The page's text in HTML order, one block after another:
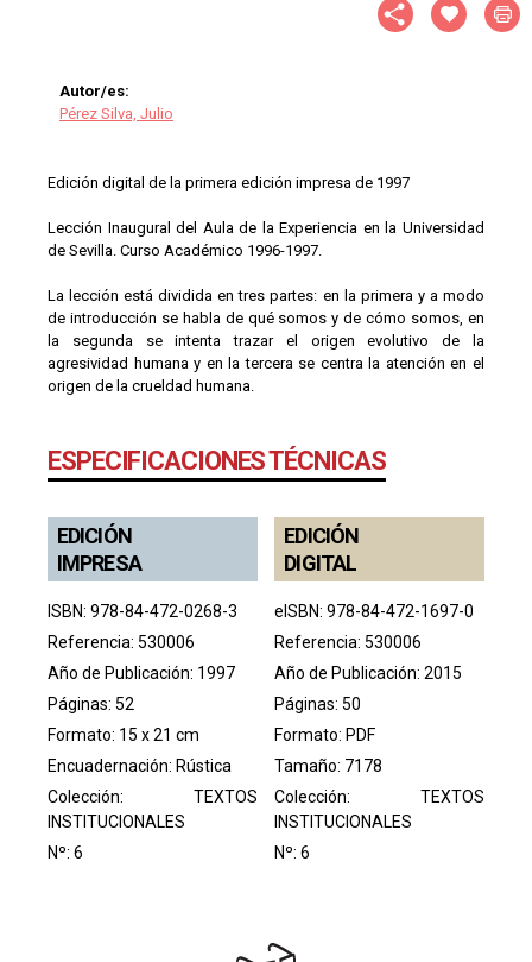
Autor/es:
Pérez Silva, Julio
Edición digital de la primera edición impresa de 1997
Lección Inaugural del Aula de la Experiencia en la Universidad
de Sevilla. Curso Académico 1996-1997.
La lección está dividida en tres partes: en la primera y a modo
de introducción se habla de qué somos y de cómo somos, en
la segunda se intenta trazar el origen evolutivo de la
agresividad humana y en la tercera se centra la atención en el
origen de la crueldad humana.
ESPECIFICACIONES TÉCNICAS
EDICIÓN
IMPRESA
ISBN: 978-84-472-0268-3
Referencia: 530006
Año de Publicación: 1997
Páginas: 52
Formato: 15 x 21 cm
Encuadernación: Rústica
Colección: TEXTOS
INSTITUCIONALES
Nº: 6
EDICIÓN
DIGITAL
eISBN: 978-84-472-1697-0
Referencia: 530006
Año de Publicación: 2015
Páginas: 50
Formato: PDF
Tamaño: 7178
Colección: TEXTOS
INSTITUCIONALES
Nº: 6